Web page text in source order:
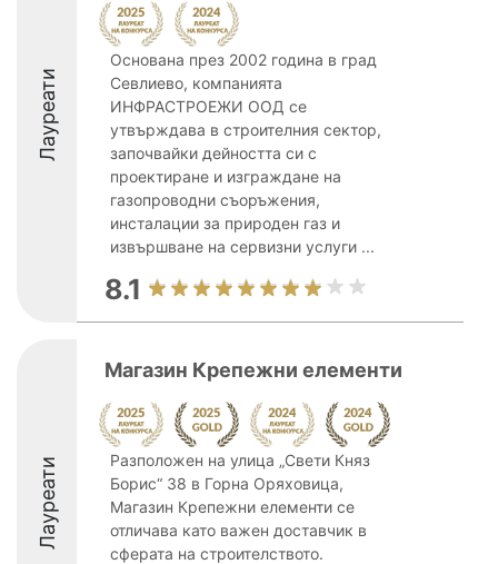
Лауреати
Основана през 2002 година в град
Севлиево, компанията
ИНФРАСТРОЕЖИ ООД се
утвърждава в строителния сектор,
започвайки дейността си с
проектиране и изграждане на
газопроводни съоръжения,
инсталации за природен газ и
извършване на сервизни услуги ...
8.1
Лауреати
Магазин Крепежни елементи
Разположен на улица „Свети Княз
Борис“ 38 в Горна Оряховица,
Магазин Крепежни елементи се
отличава като важен доставчик в
сферата на строителството.